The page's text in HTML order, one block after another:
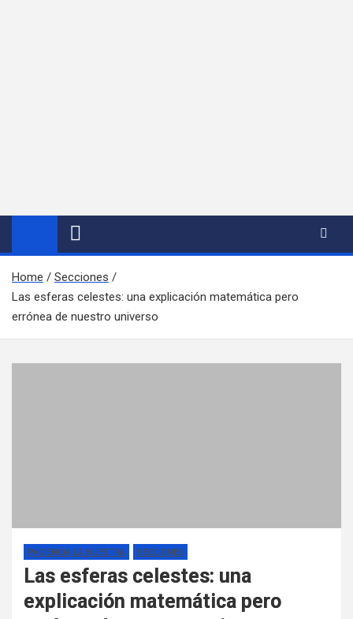
Home
Secciones
Las esferas celestes: una explicación matemática pero
errónea de nuestro universo
PACIENCIA LA NUESTRA SECCIONES
Las esferas celestes: una
explicación matemática pero